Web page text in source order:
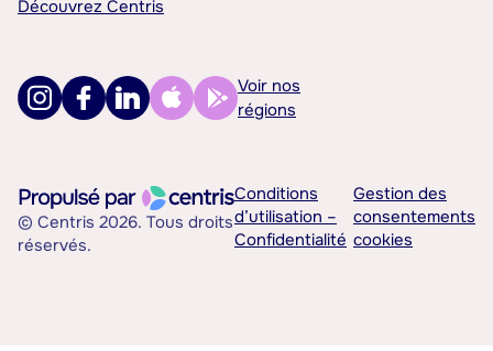
Découvrez Centris
Voir nos
régions
© Centris 2026. Tous droits
réservés.
Conditions
d’utilisation –
Confidentialité
Gestion des
consentements
cookies